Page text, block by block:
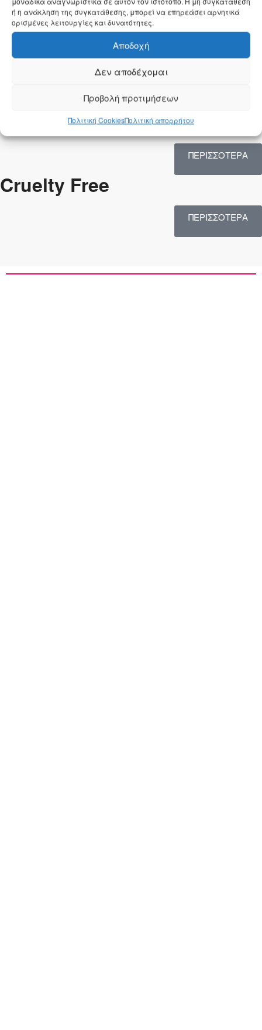
ή η ανάκληση της συγκατάθεσης, μπορεί να επηρεάσει αρνητικά
ορισμένες λειτουργίες και δυνατότητες.
Αποδοχή
Δεν αποδέχομαι
Προβολή προτιμήσεων
Πολιτική CookiesΠολιτική απορρήτου
ΠΕΡΙΣΣΟΤΕΡΑ
Gluten Free
Paraben Free
ΠΕΡΙΣΣΟΤΕΡΑ
Cruelty Free
ΠΕΡΙΣΣΟΤΕΡΑ